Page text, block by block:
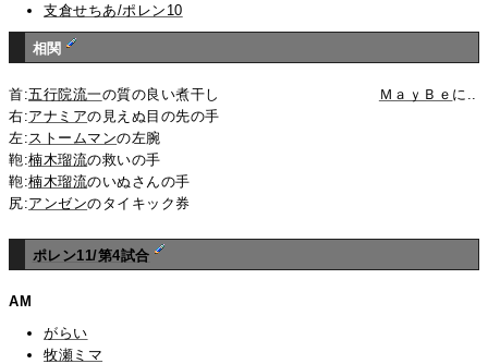
支倉せちあ/ポレン10
相関
首:五行院流一の質の良い煮干し
右:アナミアの見えぬ目の先の手
左: ストームマンの左腕
鞄:楠木瑠流の救いの手
鞄:楠木瑠流のいぬさんの手
尻:アンゼンのタイキック券
ＭａｙＢｅ に..
ポレン11/第4試合
AM
がらい
牧瀬ミマ